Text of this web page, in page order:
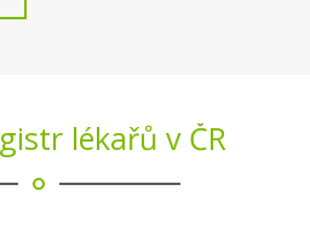
lékařů v ČR